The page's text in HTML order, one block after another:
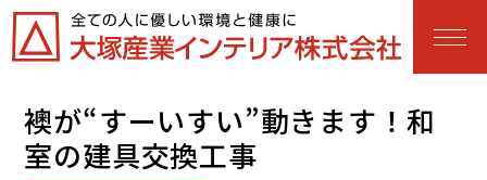
襖が“すーいすい”動きます！和
室の建具交換工事